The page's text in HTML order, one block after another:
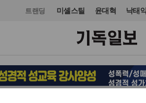
트랜딩 미셸스틸 윤대혁 낙태